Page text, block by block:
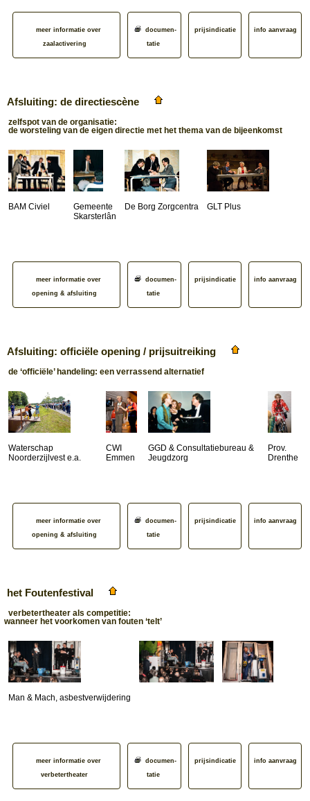
meer informatie over
zaalactivering
documen­
tatie
prijsindicatie info aanvraag
Afsluiting: de directiescène
zelfspot van de organisatie:
de worsteling van de eigen directie met het thema van de bijeenkomst
BAM Civiel
Gemeente
Skarsterlân
De Borg Zorgcentra GLT Plus
meer informatie over
opening & afsluiting
documen­
tatie
prijsindicatie info aanvraag
Afsluiting: officiële opening / prijsuitreiking
de ‘officiële’ handeling: een verrassend alternatief
Waterschap
Noorderzijlvest e.a.
CWI
Emmen
GGD & Consultatiebureau &
Jeugdzorg
Prov.
Drenthe
meer informatie over
opening & afsluiting
documen­
tatie
prijsindicatie info aanvraag
het Foutenfestival
verbetertheater als competitie:
wanneer het voorkomen van fouten ‘telt’
Man & Mach, asbestverwijdering
meer informatie over
verbetertheater
documen­
tatie
prijsindicatie info aanvraag